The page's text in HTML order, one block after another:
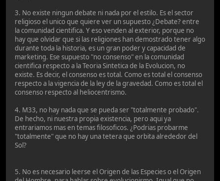
3. No existe ningun debate ni nada por el estilo. Es el sector
religioso el unico que quiere ver un supuesto ¿Debate? entre
la comunidad cientifica. Y eso venden al exterior, porque no
hay que olvidar que si las religiones han demostrado tener algo
durante toda la historia, es un gran poder y capacidad de
marketing. Ese supuesto "no consenso" en la comunidad
cientifica respecto a la Teoria Sintetica de la Evolucion, no
existe. Es decir, el consenso es total. Como es total el consenso
respecto a la vigencia de la ley de la gravedad. Como es total el
consenso respecto al heliocentrismo.
4. M33, no hay nada que se pueda ser "totalmente probado".
De hecho, ni nuestra propia existencia, pero aqui ya
entrariamos mas en temas filosoficos. ¿Podrias probarme
"totalmente" que no hay una tetera que orbita alrededor del
Sol?
5. No es necesario leerse el Origen de las Especies o el Origen